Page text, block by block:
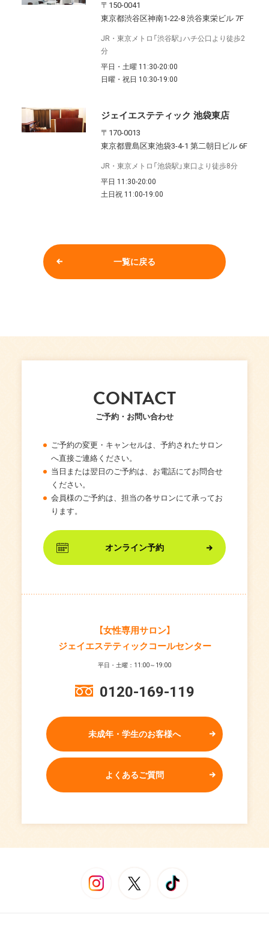
〒150-0041
東京都渋谷区神南1-22-8 渋谷東栄ビル 7F
JR・東京メトロ「渋谷駅」ハチ公口より徒歩2
分
平日・土曜 11:30-20:00
日曜・祝日 10:30-19:00
ジェイエステティック 池袋東店
〒170-0013
東京都豊島区東池袋3-4-1 第二朝日ビル 6F
JR・東京メトロ「池袋駅」東口より徒歩8分
平日 11:30-20:00
土日祝 11:00-19:00
一覧に戻る
CONTACT
ご予約・お問い合わせ
ご予約の変更・キャンセルは、予約されたサロン
へ直接ご連絡ください。
当日または翌日のご予約は、お電話にてお問合せ
ください。
会員様のご予約は、担当の各サロンにて承ってお
ります。
オンライン予約
【女性専用サロン】
ジェイエステティックコールセンター
平日・土曜：11:00～19:00
0120-169-119
未成年・学生のお客様へ
よくあるご質問